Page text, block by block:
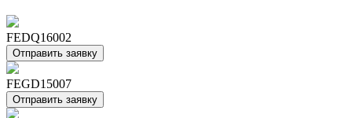
FEDQ16002
Отправить заявку
FEGD15007
Отправить заявку